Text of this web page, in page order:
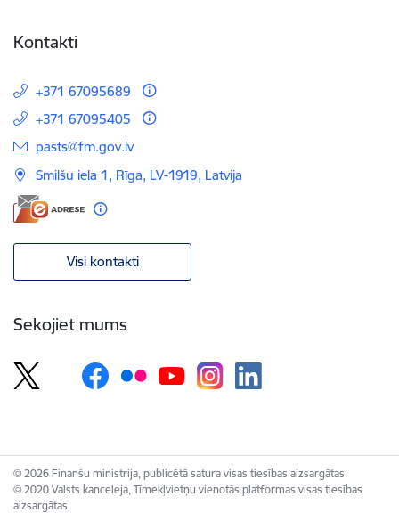
Kontakti
+371 67095689
+371 67095405
E-pasts:
pasts@fm.gov.lv
Smilšu iela 1, Rīga, LV-1919, Latvija
Visi kontakti
Sekojiet mums
© 2026 Finanšu ministrija, publicētā satura visas tiesības aizsargātas.
© 2020 Valsts kanceleja, Tīmekļvietņu vienotās platformas visas tiesības
aizsargātas.